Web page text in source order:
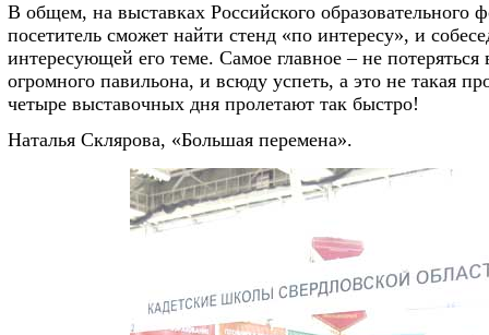
В общем, на выставках Российского образовательного
посетитель сможет найти стенд «по интересу», и
интересующей его теме. Самое главное – не потеряться
огромного павильона, и всюду успеть, а это не такая
четыре выставочных дня пролетают так быстро!
Наталья Склярова, «Большая перемена».